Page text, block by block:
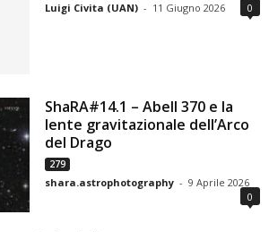
Luigi Civita (UAN) - 11 Giugno 2026 0
ShaRA#14.1 – Abell 370 e la
lente gravitazionale dell’Arco
del Drago
279
shara.astrophotography - 9 Aprile 2026
0